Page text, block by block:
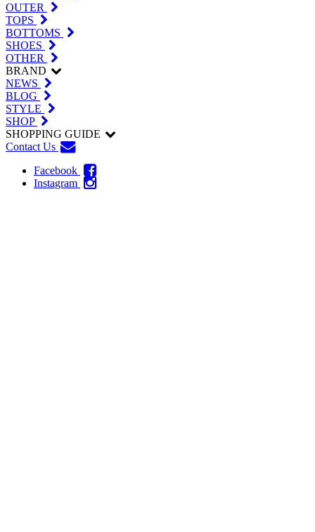
OUTER
TOPS
BOTTOMS
SHOES
OTHER
BRAND
NEWS
BLOG
STYLE
SHOP
SHOPPING GUIDE
Contact Us
Facebook
Instagram